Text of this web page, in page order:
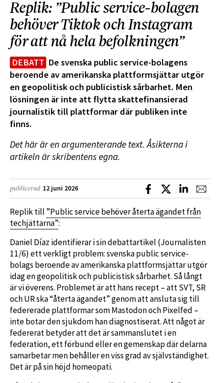
Replik: ”Public service-bolagen
behöver Tiktok och Instagram
för att nå hela befolkningen”
DEBATT De svenska public service-bolagens
beroende av amerikanska plattformsjättar utgör
en geopolitisk och publicistisk sårbarhet. Men
lösningen är inte att flytta skattefinansierad
journalistik till plattformar där publiken inte
finns.
Det här är en argumenterande text. Åsikterna i
artikeln är skribentens egna.
publicerad 12 juni 2026 Dela på Facebook
Dela på XDela på
Replik till ”Public service behöver återta ägandet från
techjättarna”:
Daniel Díaz identifierar i sin debattartikel (Journalisten
11/6) ett verkligt problem: svenska public service-
bolags beroende av amerikanska plattformsjättar utgör
idag en geopolitisk och publicistisk sårbarhet. Så långt
är vi överens. Problemet är att hans recept – att SVT, SR
och UR ska “återta ägandet” genom att ansluta sig till
federerade plattformar som Mastodon och Pixelfed –
inte botar den sjukdom han diagnostiserat. Att något är
federerat betyder att det är sammanslutet i en
federation, ett förbund eller en gemenskap där delarna
samarbetar men behåller en viss grad av självständighet.
Det är på sin höjd homeopati.